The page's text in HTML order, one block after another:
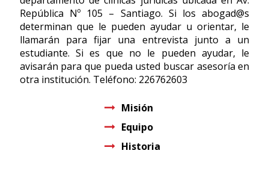
República Nº 105 – Santiago. Si los abogad@s
determinan que le pueden ayudar u orientar, le
llamarán para fijar una entrevista junto a un
estudiante. Si es que no le pueden ayudar, le
avisarán para que pueda usted buscar asesoría en
otra institución. Teléfono: 226762603
Misión
Equipo
Historia